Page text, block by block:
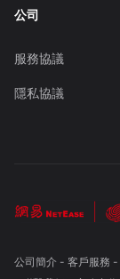
公司
服務協議
隱私協議
公司簡介- 客戶服務 -